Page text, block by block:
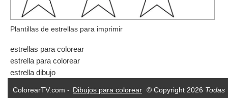
Plantillas de estrellas para imprimir
estrellas para colorear
estrella para colorear
estrella dibujo
ColorearTV.com - Dibujos para colorear © Copyright 2026 Todas